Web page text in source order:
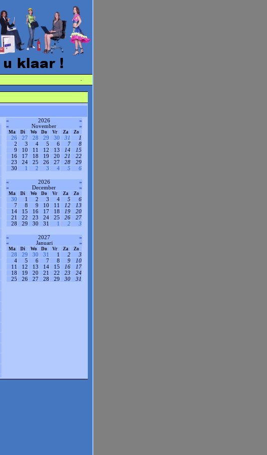
·
« 2026
»
«
November »
Ma Di Wo Do Vr Za Zo
26 27 28 29 30 31
1
2
3 4 5 6 7
8
9
10 11 12 13 14
15
16
17 18 19 20 21
22
23
24 25 26 27 28
29
30
1 2 3 4 5 6
« 2026
»
«
December »
Ma Di Wo Do Vr Za Zo
30 1 2 3 4 5
6
7
8 9 10 11 12
13
14
15 16 17 18 19
20
21
22 23 24 25 26
27
28
29 30 31 1 2 3
« 2027
»
«
Januari »
Ma Di Wo Do Vr Za Zo
28 29 30 31 1 2
3
4
5 6 7 8 9
10
11
12 13 14 15 16
17
18
19 20 21 22 23
24
25
26 27 28 29 30 31